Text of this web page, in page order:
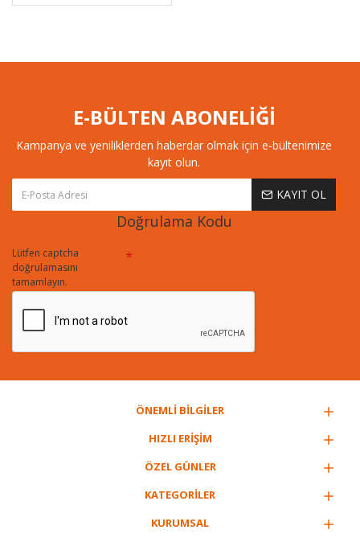
E-BÜLTEN ABONELİĞİ
Kampanya ve yeniliklerden haberdar olmak için e-bültenimize
kayıt olun.
KAYIT OL
Doğrulama Kodu
Lütfen captcha
doğrulamasını
tamamlayın.
ÖNEMLİ BİLGİLER
HIZLI ERİŞİM
ÖZEL GÜNLER
KATEGORİLER
KURUMSAL